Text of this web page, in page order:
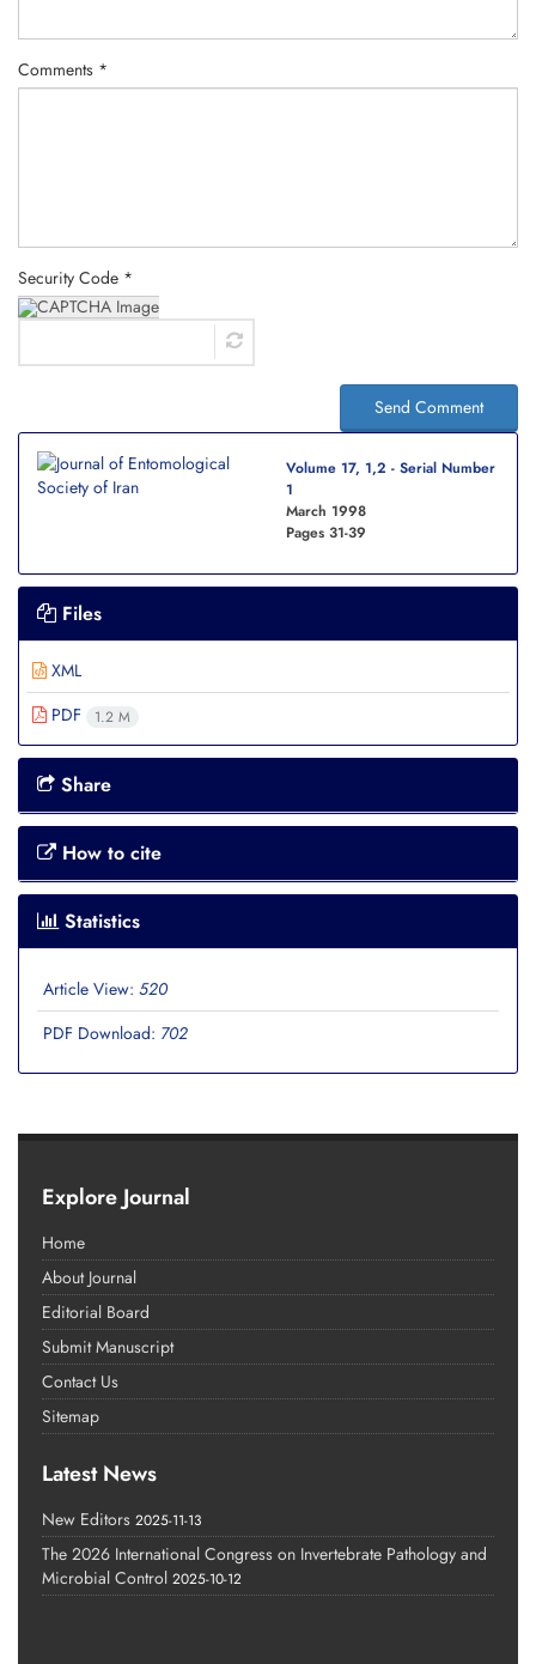
Comments *
Security Code *
Send Comment
Volume 17, 1,2 - Serial Number
1
March 1998
Pages 31-39
Files
XML
PDF
1.2 M
Share
How to cite
Statistics
Article View: 520
PDF Download: 702
Explore Journal
Home
About Journal
Editorial Board
Submit Manuscript
Contact Us
Sitemap
Latest News
New Editors 2025-11-13
The 2026 International Congress on Invertebrate Pathology and
Microbial Control 2025-10-12